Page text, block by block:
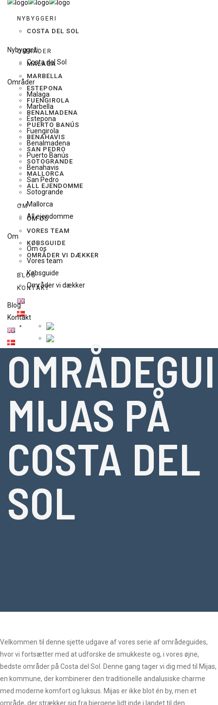
NYBYGGERI
COSTA DEL SOL
OMRÅDER
MALAGA
MARBELLA
ESTEPONA
FUENGIROLA
BENALMADENA
PUERTO BANÚS
BENAHAVIS
SAN PEDRO
SOTOGRANDE
MALLORCA
ALL EJENDOMME
OM
OM OS
VORES TEAM
KØBSGUIDE
OMRÅDER VI DÆKKER
BLOG
KONTAKT
Nybyggeri
Costa del Sol
Områder
Malaga
Marbella
Estepona
Fuengirola
Benalmadena
Puerto Banús
Benahavis
San Pedro
Sotogrande
Mallorca
All ejendomme
Om
Om os
Vores team
Købsguide
Områder vi dækker
Blog
Kontakt
MIJAS PÅ
COSTA DEL
SOL
Velkommen til denne sjette udgave af vores serie af områdeguides,
hvor vi fortsætter med at udforske de smukkeste og, i vores øjne,
bedste områder på Costa del Sol. Denne gang tager vi dig med til Mijas,
en kommune, der kombinerer den traditionelle andalusiske charme
med moderne komfort og luksus. Mijas er ikke blot én by, men et
område, der strækker sig fra bjergene lidt inde i landet til den